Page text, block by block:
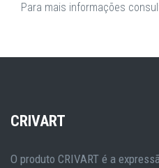
Para mais informações
CRIVART
O produto CRIVART é a